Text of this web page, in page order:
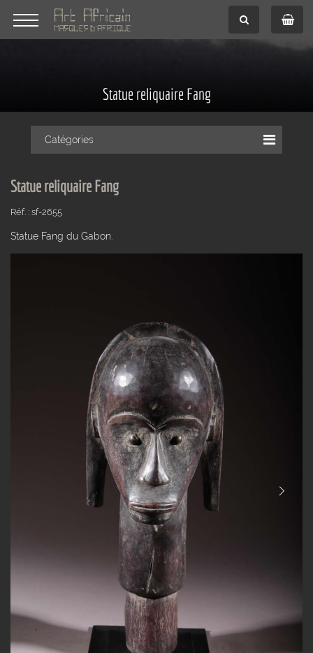
Statue reliquaire Fang
Catégories
Statue reliquaire Fang
Réf. : sf-2655
Statue Fang du Gabon.